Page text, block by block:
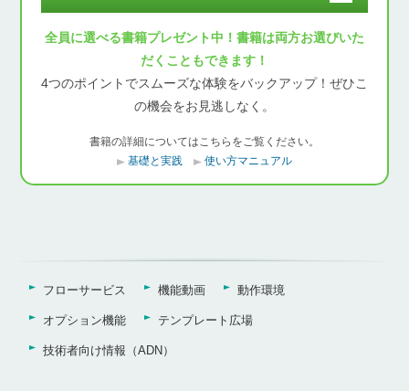
全員に選べる書籍プレゼント中！書籍は両方お選びいた
だくこともできます！
4つのポイントでスムーズな体験をバックアップ！ぜひこ
の機会をお見逃しなく。
書籍の詳細についてはこちらをご覧ください。
基礎と実践
使い方マニュアル
フローサービス 機能動画 動作環境
オプション機能 テンプレート広場
技術者向け情報（ADN）